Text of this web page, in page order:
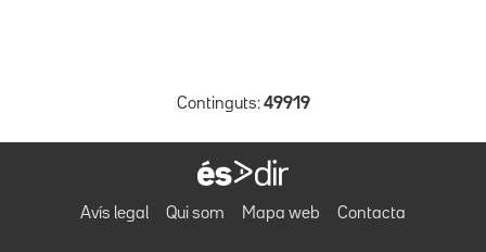
Continguts: 49919
Avís legal Qui som Mapa web Contacta